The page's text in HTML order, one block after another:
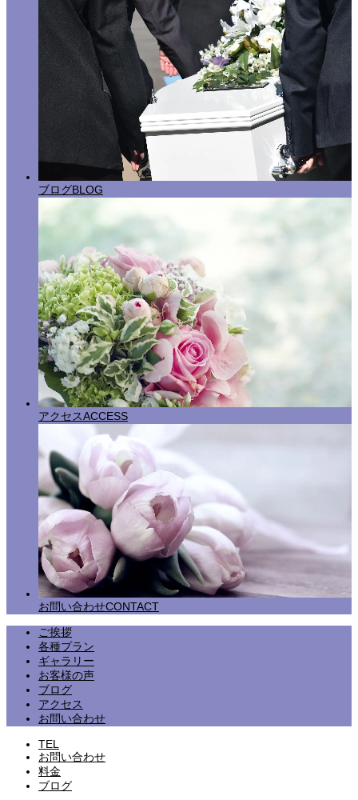
ブログBLOG
アクセスACCESS
お問い合わせCONTACT
ご挨拶
各種プラン
ギャラリー
お客様の声
ブログ
アクセス
お問い合わせ
TEL
お問い合わせ
料金
ブログ